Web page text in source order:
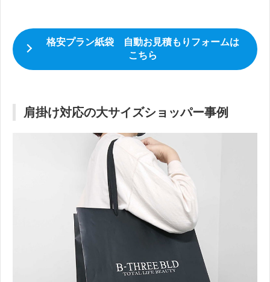
格安プラン紙袋 自動お見積もりフォームは
こちら
肩掛け対応の大サイズショッパー事例